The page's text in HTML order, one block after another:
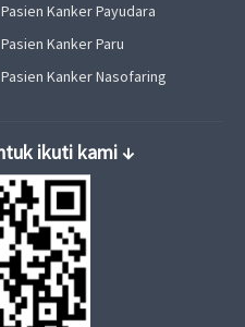
Pasien Kanker Payudara
Pasien Kanker Paru
Pasien Kanker Nasofaring